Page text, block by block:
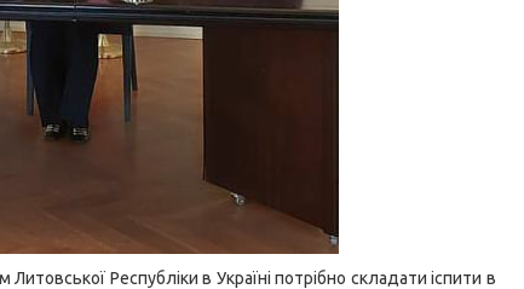
Республіки в Україні потрібно складати іспити в